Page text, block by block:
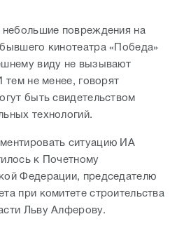
повреждения на
кинотеатра «Победа»
виду не вызывают
тем не менее, говорят
быть свидетельством
технологий.
ситуацию ИА
к Почетному
Федерации, председателю
при комитете строительства
Льву Алферову.